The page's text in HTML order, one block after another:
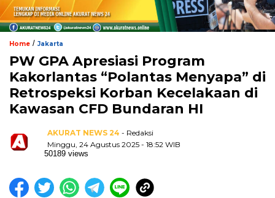
Home / Jakarta
PW GPA Apresiasi Program
Kakorlantas “Polantas Menyapa” di
Retrospeksi Korban Kecelakaan di
Kawasan CFD Bundaran HI
AKURAT NEWS 24 - Redaksi
Minggu, 24 Agustus 2025 - 18:52 WIB
50189 views